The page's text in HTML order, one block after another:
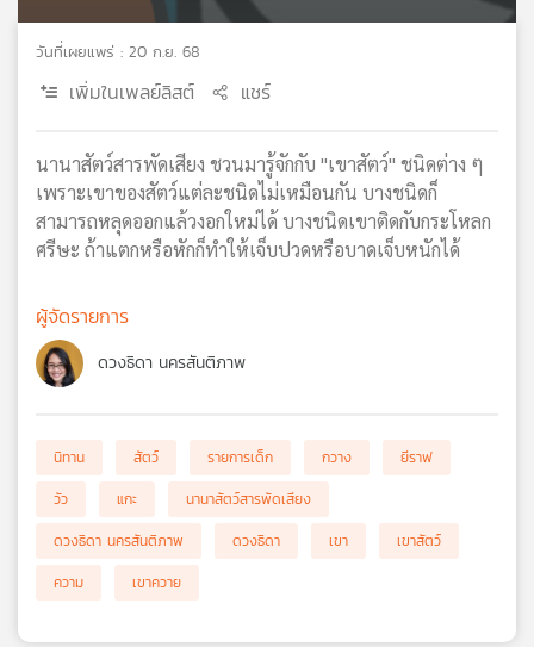
บี
เอส
วิทยุ
เครือ
ข่าย
วันที่เผยแพร่ : 20 ก.ย. 68
เพิ่มในเพลย์ลิสต์ แชร์
นานาสัตว์สารพัดเสียง ชวนมารู้จักกับ "เขาสัตว์" ชนิดต่าง ๆ
เพราะเขาของสัตว์แต่ละชนิดไม่เหมือนกัน บางชนิดก็
สามารถหลุดออกแล้วงอกใหม่ได้ บางชนิดเขาติดกับกระโหลก
ศรีษะ ถ้าแตกหรือหักก็ทำให้เจ็บปวดหรือบาดเจ็บหนักได้
ผู้จัดรายการ
ดวงธิดา นครสันติภาพ
นิทาน สัตว์ รายการเด็ก กวาง
ยีราฟ
วัว
แกะ
นานาสัตว์สารพัดเสียง
ดวงธิดา นครสันติภาพ
ดวงธิดา เขา
เขาสัตว์
ความ
เขาควาย